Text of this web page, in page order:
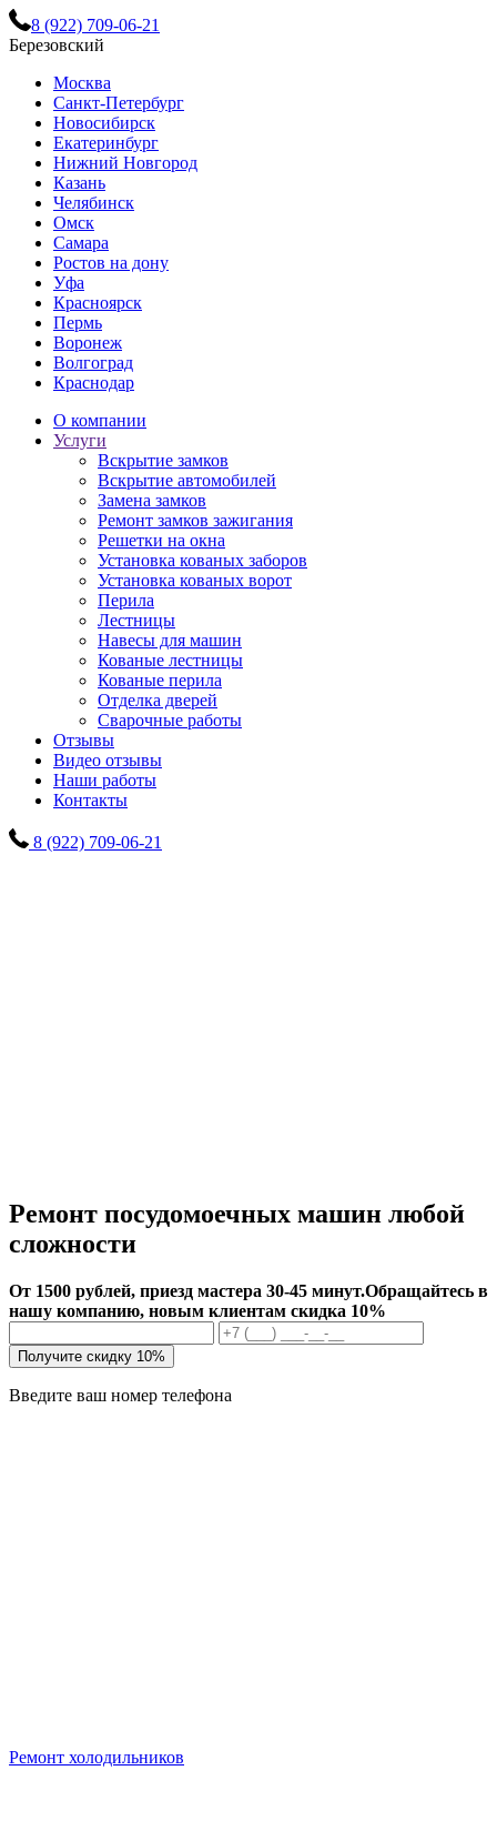
8 (922) 709-06-21
Березовский
Москва
Санкт-Петербург
Новосибирск
Екатеринбург
Нижний Новгород
Казань
Челябинск
Омск
Самара
Ростов на дону
Уфа
Красноярск
Пермь
Воронеж
Волгоград
Краснодар
О компании
Услуги
Вскрытие замков
Вскрытие автомобилей
Замена замков
Ремонт замков зажигания
Решетки на окна
Установка кованых заборов
Установка кованых ворот
Перила
Лестницы
Навесы для машин
Кованые лестницы
Кованые перила
Отделка дверей
Сварочные работы
Отзывы
Видео отзывы
Наши работы
Контакты
8 (922) 709-06-21
Ремонт посудомоечных машин любой
сложности
От 1500 рублей, приезд мастера 30-45 минут.Обращайтесь в
нашу компанию, новым клиентам скидка 10%
Получите скидку 10%
Введите ваш номер телефона
Ремонт холодильников